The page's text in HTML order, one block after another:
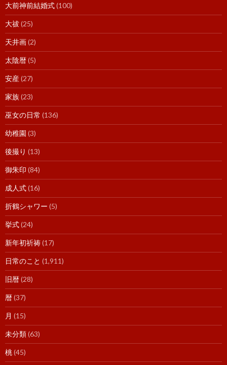
大前神前結婚式(100)
大祓(25)
天井画(2)
太陰暦(5)
安産(27)
家族(23)
巫女の日常 (136)
幼稚園 (3)
後撮り (13)
御朱印 (84)
成人式(16)
折鶴シャワー (5)
挙式(24)
新年初祈祷(17)
日常のこと (1,911)
旧暦(28)
暦(37)
月 (15)
未分類(63)
桃(45)